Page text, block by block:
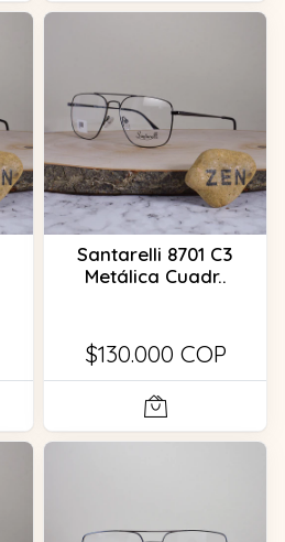
Santarelli 8701 C3
Metálica Cuadr..
$130.000 COP